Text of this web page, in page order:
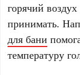
горячий
принимать.
для бани
температуру